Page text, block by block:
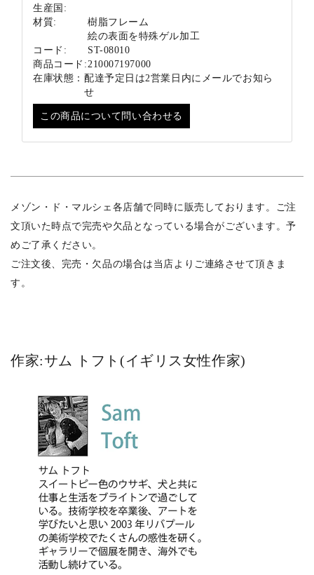
生産国:
材質:
樹脂フレーム
絵の表面を特殊ゲル加工
コード:
ST-08010
商品コード: 210007197000
在庫状態： 配達予定日は2営業日内にメールでお知ら
せ
この商品について問い合わせる
メゾン・ド・マルシェ各店舗で同時に販売しております。ご注
文頂いた時点で完売や欠品となっている場合がございます。予
めご了承ください。
ご注文後、完売・欠品の場合は当店よりご連絡させて頂きま
す。
作家:サム トフト(イギリス女性作家)